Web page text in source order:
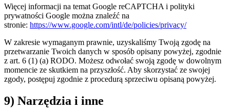
Więcej informacji na temat Google reCAPTCHA i polityki
prywatności Google można znaleźć na
stronie: https://www.google.com/intl/de/policies/privacy/
W zakresie wymaganym prawnie, uzyskaliśmy Twoją zgodę na
przetwarzanie Twoich danych w sposób opisany powyżej, zgodnie
z art. 6 (1) (a) RODO. Możesz odwołać swoją zgodę w dowolnym
momencie ze skutkiem na przyszłość. Aby skorzystać ze swojej
zgody, postępuj zgodnie z procedurą sprzeciwu opisaną powyżej.
9) Narzędzia i inne